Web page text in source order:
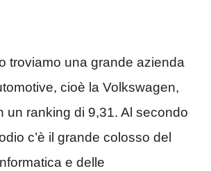
troviamo una grande azienda
cioè la Volkswagen,
un ranking di 9,31. Al secondo
c’è il grande colosso del
e delle